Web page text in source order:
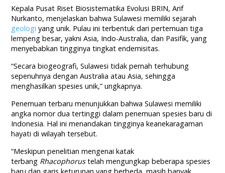
Kepala Pusat Riset Biosistematika Evolusi BRIN, Arif
Nurkanto, menjelaskan bahwa Sulawesi memiliki sejarah
geologi yang unik. Pulau ini terbentuk dari pertemuan tiga
lempeng besar, yakni Asia, Indo-Australia, dan Pasifik, yang
menyebabkan tingginya tingkat endemisitas.
“Secara biogeografi, Sulawesi tidak pernah terhubung
sepenuhnya dengan Australia atau Asia, sehingga
menghasilkan spesies unik,” ungkapnya.
Penemuan terbaru menunjukkan bahwa Sulawesi memiliki
angka nomor dua tertinggi dalam penemuan spesies baru di
Indonesia. Hal ini menandakan tingginya keanekaragaman
hayati di wilayah tersebut.
“Meskipun penelitian mengenai katak
terbang Rhacophorustelah mengungkap beberapa spesies